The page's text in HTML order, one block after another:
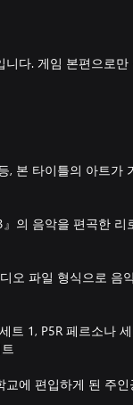
다. 게임 본편으로만
, 본 타이틀의 아트가
의 음악을 편곡한 리
오 파일 형식으로 음
트 1, P5R 페르소나
에 편입하게 된 주인